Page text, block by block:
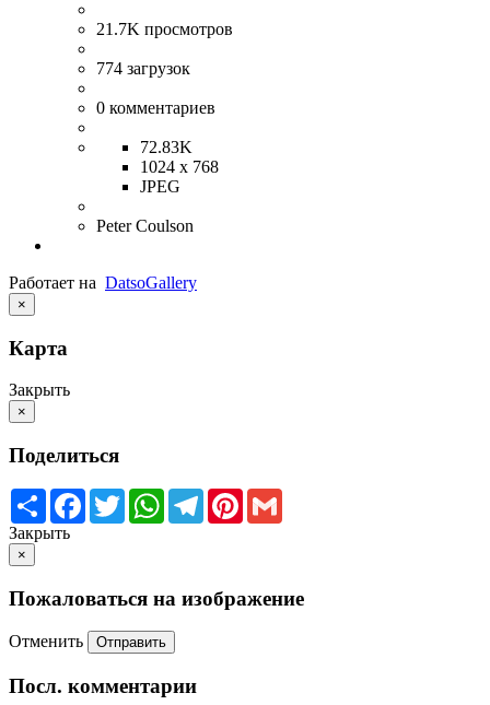
21.7K просмотров
774 загрузок
0 комментариев
72.83K
1024 x 768
JPEG
Peter Coulson
Работает на DatsoGallery
×
Карта
Закрыть
×
Поделиться
Share Facebook
TwitterWhatsApp
TelegramPinterest
Закрыть
×
Пожаловаться на изображение
Отменить Отправить
Посл. комментарии